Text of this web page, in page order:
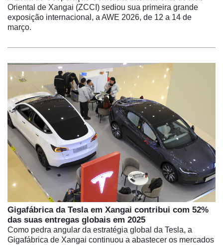
Oriental de Xangai (ZCCI) sediou sua primeira grande
exposição internacional, a AWE 2026, de 12 a 14 de
março.
Gigafábrica da Tesla em Xangai contribui com 52%
das suas entregas globais em 2025
Como pedra angular da estratégia global da Tesla, a
Gigafábrica de Xangai continuou a abastecer os mercados